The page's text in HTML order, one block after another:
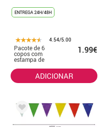
ENTREGA 24H/48H
4.54/5.00
Pacote de 6
copos com
estampa de
folhas
1.99€
ADICIONAR